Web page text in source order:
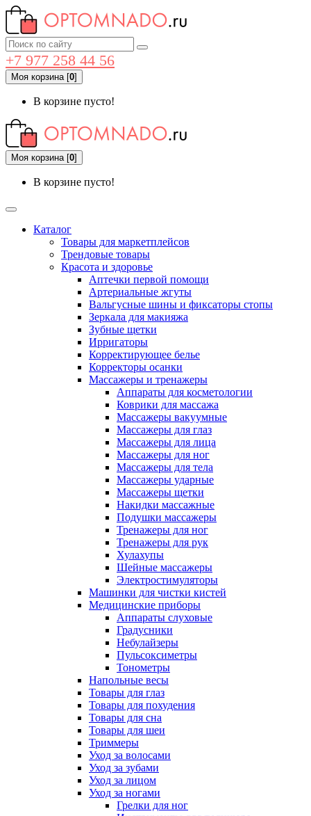
+7 977 258 44 56
Моя корзина[0]
В корзине пусто!
Моя корзина[0]
В корзине пусто!
Каталог
Товары для маркетплейсов
Трендовые товары
Красота и здоровье
Аптечки первой помощи
Артериальные жгуты
Вальгусные шины и фиксаторы стопы
Зеркала для макияжа
Зубные щетки
Ирригаторы
Корректирующее белье
Корректоры осанки
Массажеры и тренажеры
Аппараты для косметологии
Коврики для массажа
Массажеры вакуумные
Массажеры для глаз
Массажеры для лица
Массажеры для ног
Массажеры для тела
Массажеры ударные
Массажеры щетки
Накидки массажные
Подушки массажеры
Тренажеры для ног
Тренажеры для рук
Хулахупы
Шейные массажеры
Электростимуляторы
Машинки для чистки кистей
Медицинские приборы
Аппараты слуховые
Градусники
Небулайзеры
Пульсоксиметры
Тонометры
Напольные весы
Товары для глаз
Товары для похудения
Товары для сна
Товары для шеи
Триммеры
Уход за волосами
Уход за зубами
Уход за лицом
Уход за ногами
Грелки для ног